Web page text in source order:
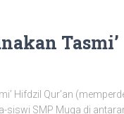
Tasmi’
Hifdzil Qur’an
siswi SMP Muga di